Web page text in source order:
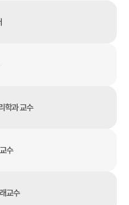
학과 교수
수
교수